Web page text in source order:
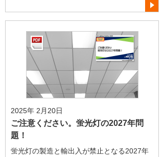
2025年 2月20日
ご注意ください。蛍光灯の2027年問
題！
蛍光灯の製造と輸出入が禁止となる2027年